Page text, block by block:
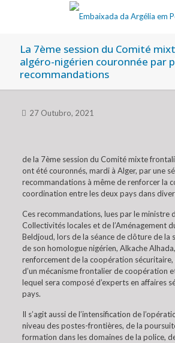
La 7ème session du Comité
algéro-nigérien couronnée par
recommandations
27 Outubro, 2021
de la 7ème session du Comité mixte
ont été couronnés, mardi à Alger, par une
recommandations à même de renforcer la
coordination entre les deux pays dans
Ces recommandations, lues par le ministre
Collectivités locales et de l’Aménagement
Beldjoud, lors de la séance de clôture de la
de son homologue nigérien, Alkache
renforcement de la coopération
d’un mécanisme frontalier de coopération
lequel sera composé d’experts en affaires
pays.
Il s’agit aussi de l’intensification de
niveau des postes-frontières, de la
formation dans les domaines de la police,